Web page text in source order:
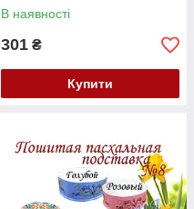
В наявності
301 ₴
Купити